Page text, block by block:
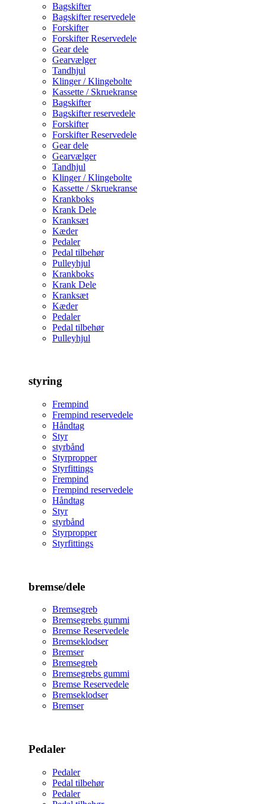
Bagskifter
Bagskifter reservedele
Forskifter
Forskifter Reservedele
Gear dele
Gearvælger
Tandhjul
Klinger / Klingebolte
Kassette / Skruekranse
Bagskifter
Bagskifter reservedele
Forskifter
Forskifter Reservedele
Gear dele
Gearvælger
Tandhjul
Klinger / Klingebolte
Kassette / Skruekranse
Krankboks
Krank Dele
Kranksæt
Kæder
Pedaler
Pedal tilbehør
Pulleyhjul
Krankboks
Krank Dele
Kranksæt
Kæder
Pedaler
Pedal tilbehør
Pulleyhjul
styring
Frempind
Frempind reservedele
Håndtag
Styr
styrbånd
Styrpropper
Styrfittings
Frempind
Frempind reservedele
Håndtag
Styr
styrbånd
Styrpropper
Styrfittings
bremse/dele
Bremsegreb
Bremsegrebs gummi
Bremse Reservedele
Bremseklodser
Bremser
Bremsegreb
Bremsegrebs gummi
Bremse Reservedele
Bremseklodser
Bremser
Pedaler
Pedaler
Pedal tilbehør
Pedaler